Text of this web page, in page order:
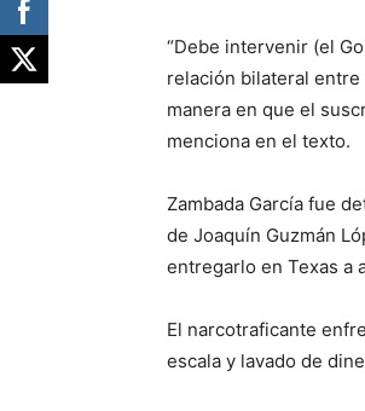
“Debe intervenir (el
relación bilateral
manera en que el
menciona en el texto.
Zambada García fue
de Joaquín Guzmán
entregarlo en Texas a
El narcotraficante
escala y lavado de